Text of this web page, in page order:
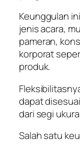
Keunggulan
jenis acara,
pameran,
korporat
produk.
dapat
dari segi
Salah satu